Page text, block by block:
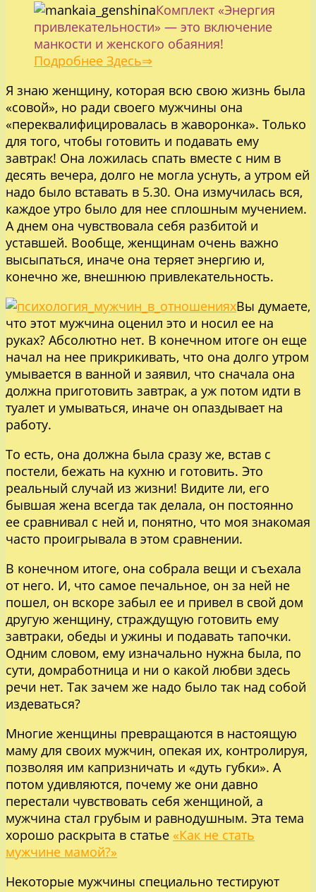
Комплект «Энергия
привлекательности» — это включение
манкости и женского обаяния!
Подробнее Здесь⇒
Я знаю женщину, которая всю свою жизнь была
«совой», но ради своего мужчины она
«переквалифицировалась в жаворонка». Только
для того, чтобы готовить и подавать ему
завтрак! Она ложилась спать вместе с ним в
десять вечера, долго не могла уснуть, а утром ей
надо было вставать в 5.30. Она измучилась вся,
каждое утро было для нее сплошным мучением.
А днем она чувствовала себя разбитой и
уставшей. Вообще, женщинам очень важно
высыпаться, иначе она теряет энергию и,
конечно же, внешнюю привлекательность.
Вы думаете,
что этот мужчина оценил это и носил ее на
руках? Абсолютно нет. В конечном итоге он еще
начал на нее прикрикивать, что она долго утром
умывается в ванной и заявил, что сначала она
должна приготовить завтрак, а уж потом идти в
туалет и умываться, иначе он опаздывает на
работу.
То есть, она должна была сразу же, встав с
постели, бежать на кухню и готовить. Это
реальный случай из жизни! Видите ли, его
бывшая жена всегда так делала, он постоянно
ее сравнивал с ней и, понятно, что моя знакомая
часто проигрывала в этом сравнении.
В конечном итоге, она собрала вещи и съехала
от него. И, что самое печальное, он за ней не
пошел, он вскоре забыл ее и привел в свой дом
другую женщину, страждущую готовить ему
завтраки, обеды и ужины и подавать тапочки.
Одним словом, ему изначально нужна была, по
сути, домработница и ни о какой любви здесь
речи нет. Так зачем же надо было так над собой
издеваться?
Многие женщины превращаются в настоящую
маму для своих мужчин, опекая их, контролируя,
позволяя им капризничать и «дуть губки». А
потом удивляются, почему же они давно
перестали чувствовать себя женщиной, а
мужчина стал грубым и равнодушным. Эта тема
хорошо раскрыта в статье «Как не стать
мужчине мамой?»
Некоторые мужчины специально тестируют